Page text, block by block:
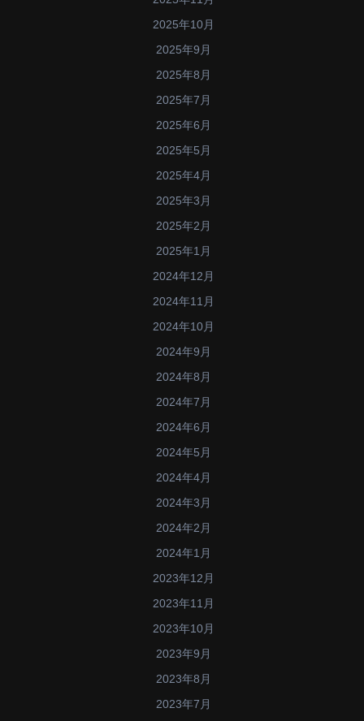
2025年10月
2025年9月
2025年8月
2025年7月
2025年6月
2025年5月
2025年4月
2025年3月
2025年2月
2025年1月
2024年12月
2024年11月
2024年10月
2024年9月
2024年8月
2024年7月
2024年6月
2024年5月
2024年4月
2024年3月
2024年2月
2024年1月
2023年12月
2023年11月
2023年10月
2023年9月
2023年8月
2023年7月